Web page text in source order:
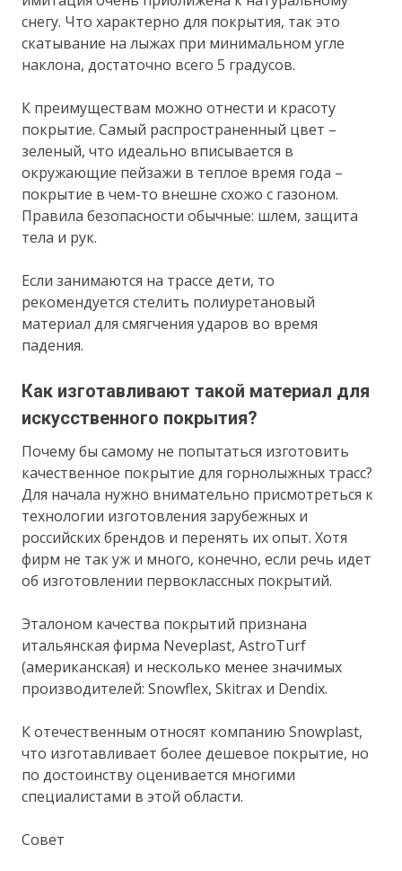
снегу. Что характерно для покрытия, так это
скатывание на лыжах при минимальном угле
наклона, достаточно всего 5 градусов.
К преимуществам можно отнести и красоту
покрытие. Самый распространенный цвет –
зеленый, что идеально вписывается в
окружающие пейзажи в теплое время года –
покрытие в чем-то внешне схожо с газоном.
Правила безопасности обычные: шлем, защита
тела и рук.
Если занимаются на трассе дети, то
рекомендуется стелить полиуретановый
материал для смягчения ударов во время
падения.
Как изготавливают такой материал для
искусственного покрытия?
Почему бы самому не попытаться изготовить
качественное покрытие для горнолыжных трасс?
Для начала нужно внимательно присмотреться к
технологии изготовления зарубежных и
российских брендов и перенять их опыт. Хотя
фирм не так уж и много, конечно, если речь идет
об изготовлении первоклассных покрытий.
Эталоном качества покрытий признана
итальянская фирма Neveplast, AstroTurf
(американская) и несколько менее значимых
производителей: Snowflex, Skitrax и Dendix.
К отечественным относят компанию Snowplast,
что изготавливает более дешевое покрытие, но
по достоинству оценивается многими
специалистами в этой области.
Совет